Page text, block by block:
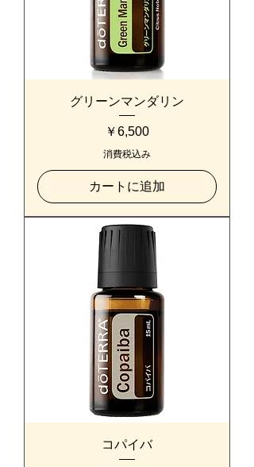
グリーンマンダリン
価格
￥6,500
消費税込み
カートに追加
コパイバ